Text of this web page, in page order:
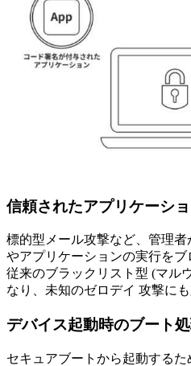
信頼されたアプリケーシ
標的型メール攻撃など、管理
やアプリケーションの実行をブ
従来のブラックリスト型 (マル
なり、未知のゼロデイ 攻撃にも
デバイス起動時のブート
セキュアブートから起動する